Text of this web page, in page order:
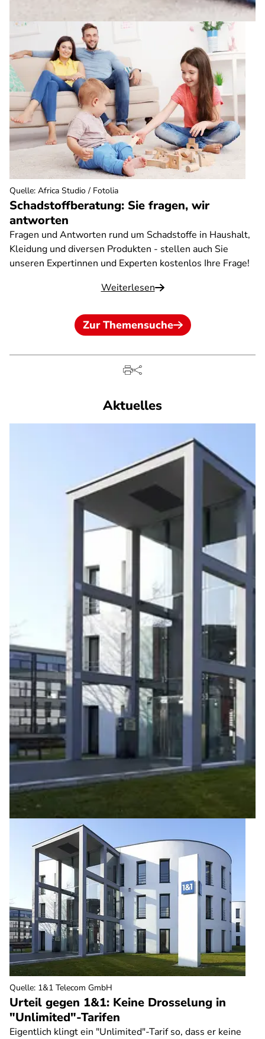
Schadstoffberatung: Sie fragen, wir
antworten
Fragen und Antworten rund um Schadstoffe in Haushalt,
Kleidung und diversen Produkten - stellen auch Sie
unseren Expertinnen und Experten kostenlos Ihre Frage!
Weiterlesen
Quelle: Africa Studio / Fotolia
Zur Themensuche
Aktuelles
Urteil gegen 1&1: Keine Drosselung in
"Unlimited"-Tarifen
Eigentlich klingt ein "Unlimited"-Tarif so, dass er keine
Quelle: 1&1 Telecom GmbH